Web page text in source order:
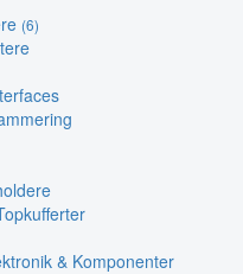
(6)
& Komponenter